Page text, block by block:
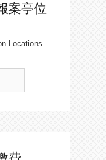
案亭位
Locations